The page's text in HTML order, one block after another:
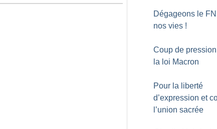
Dégageons le
nos vies !
Coup de
la loi Macron
Pour la liberté
d’expression et
l’union sacrée